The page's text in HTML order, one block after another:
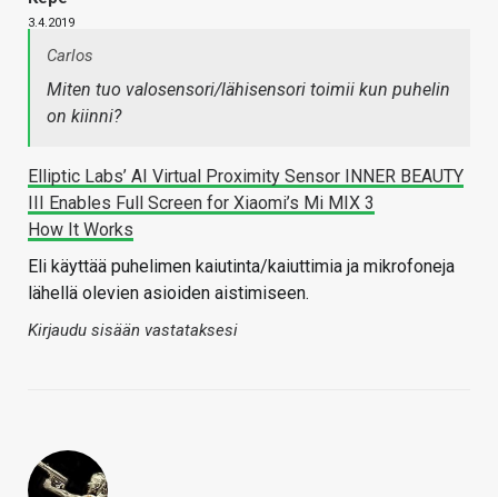
3.4.2019
Carlos
Miten tuo valosensori/lähisensori toimii kun puhelin
on kiinni?
Elliptic Labs’ AI Virtual Proximity Sensor INNER BEAUTY
III Enables Full Screen for Xiaomi’s Mi MIX 3
How It Works
Eli käyttää puhelimen kaiutinta/kaiuttimia ja mikrofoneja
lähellä olevien asioiden aistimiseen.
Kirjaudu sisään vastataksesi